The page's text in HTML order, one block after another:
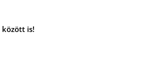
között is!